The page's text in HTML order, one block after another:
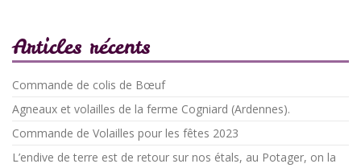
Articles récents
Commande de colis de Bœuf
Agneaux et volailles de la ferme Cogniard (Ardennes).
Commande de Volailles pour les fêtes 2023
L’endive de terre est de retour sur nos étals, au Potager, on la